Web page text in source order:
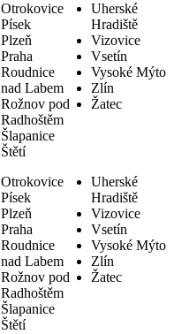
Otrokovice
Písek
Plzeň
Praha
Roudnice
nad Labem
Rožnov pod
Radhoštěm
Šlapanice
Štětí
Uherské
Hradiště
Vizovice
Vsetín
Vysoké Mýto
Zlín
Žatec
Otrokovice
Písek
Plzeň
Praha
Roudnice
nad Labem
Rožnov pod
Radhoštěm
Šlapanice
Štětí
Uherské
Hradiště
Vizovice
Vsetín
Vysoké Mýto
Zlín
Žatec